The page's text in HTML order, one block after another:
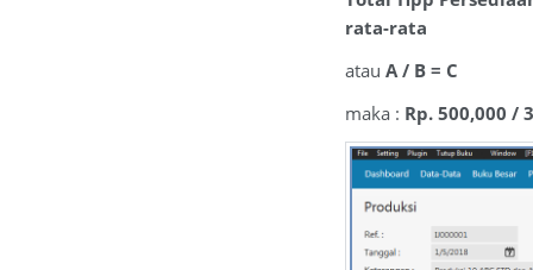
rata-rata
atau A / B = C
maka : Rp. 500,000 /